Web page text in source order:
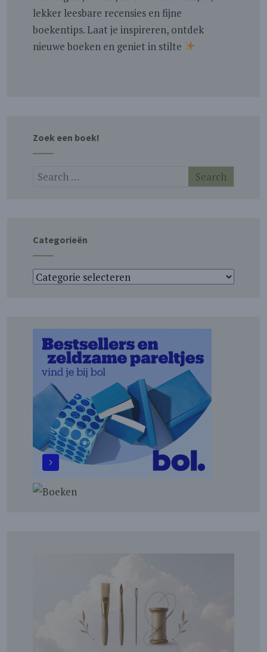
lekker leesbare recensies en fijne
boekentips. Laat je inspireren, ontdek
nieuwe boeken en geniet in stilte
Zoek een boek!
Categorieën
Categorieën